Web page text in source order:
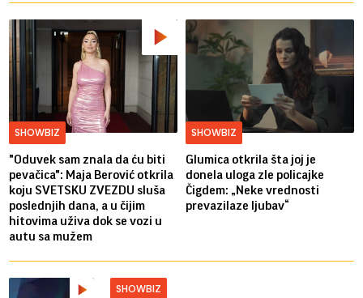
SHOWBIZ
"Oduvek sam znala da ću biti
pevačica": Maja Berović otkrila
koju SVETSKU ZVEZDU sluša
poslednjih dana, a u čijim
hitovima uživa dok se vozi u
autu sa mužem
SHOWBIZ
Glumica otkrila šta joj je
donela uloga zle policajke
Čigdem: „Neke vrednosti
prevazilaze ljubav“
SHOWBIZ